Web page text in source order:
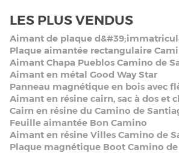
LES PLUS VENDUS
Aimant de plaque
Plaque aimantée rectangulaire
Aimant Chapa Pueblos Camino de
Aimant en métal Good Way Star
Panneau magnétique en bois avec
Aimant en résine cairn, sac à dos et
Cairn en résine du Camino de
Feuille aimantée Bon Camino
Aimant en résine Villes Camino de
Plaque magnétique Boot Camino